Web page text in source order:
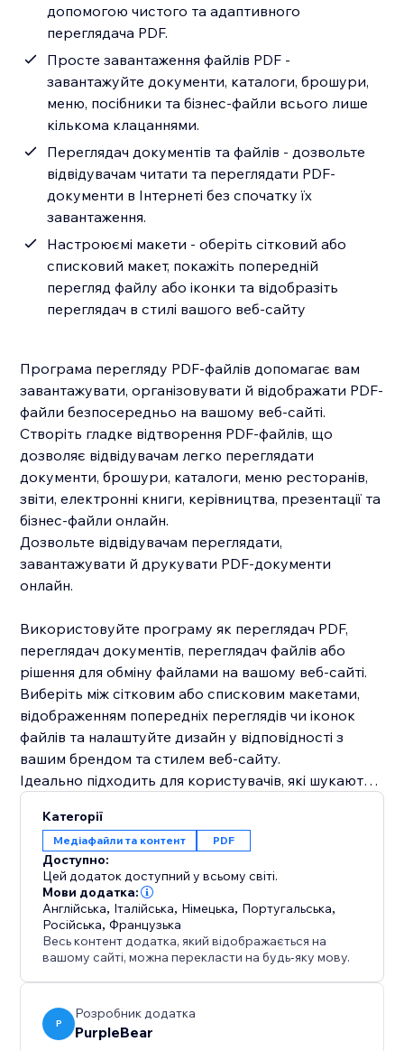
допомогою чистого та адаптивного
переглядача PDF.
Просте завантаження файлів PDF -
завантажуйте документи, каталоги, брошури,
меню, посібники та бізнес-файли всього лише
кількома клацаннями.
Переглядач документів та файлів - дозвольте
відвідувачам читати та переглядати PDF-
документи в Інтернеті без спочатку їх
завантаження.
Настроюємі макети - оберіть сітковий або
списковий макет, покажіть попередній
перегляд файлу або іконки та відобразіть
переглядач в стилі вашого веб-сайту
Програма перегляду PDF-файлів допомагає вам
завантажувати, організовувати й відображати PDF-
файли безпосередньо на вашому веб-сайті.
Створіть гладке відтворення PDF-файлів, що
дозволяє відвідувачам легко переглядати
документи, брошури, каталоги, меню ресторанів,
звіти, електронні книги, керівництва, презентації та
бізнес-файли онлайн.
Дозвольте відвідувачам переглядати,
завантажувати й друкувати PDF-документи
онлайн.
Використовуйте програму як переглядач PDF,
переглядач документів, переглядач файлів або
рішення для обміну файлами на вашому веб-сайті.
Виберіть між сітковим або списковим макетами,
відображенням попередніх переглядів чи іконок
файлів та налаштуйте дизайн у відповідності з
вашим брендом та стилем веб-сайту.
Ідеально підходить для користувачів, які шукають
розгортання PDF-фліпбуку 3D.
Ідеально підходить для бізнесу, інтернет-магазинів,
ресторанів, шкіл, агентств, портфоліо та
постачальників послуг, які потребують простого й
професійного способу обміну документами
онлайн.
пристроїв, легкий у налаштуванні та не потребує
програмування. Дозвольте відвідувачам
Категорії
Медіафайли та контент PDF
Доступно:
Цей додаток доступний у всьому світі.
Мови додатка:
Англійська, Італійська, Німецька, Португальська,
Російська,Французька
Весь контент додатка, який відображається на
вашому сайті, можна перекласти на будь-яку мову.
P
Розробник додатка
PurpleBear